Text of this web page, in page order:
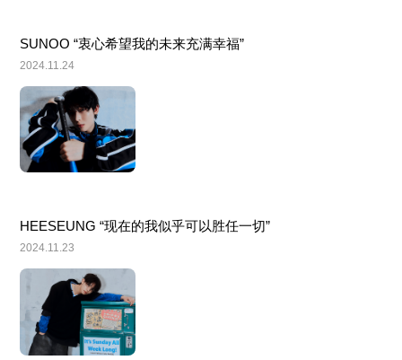
SUNOO “衷心希望我的未来充满幸福”
2024.11.24
HEESEUNG “现在的我似乎可以胜任一切”
2024.11.23